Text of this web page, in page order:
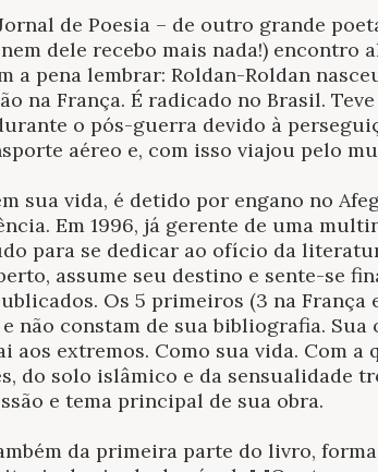
de Poesia – de outro grande
dele recebo mais nada!) encontro
a pena lembrar: Roldan-Roldan
na França. É radicado no Brasil.
o pós-guerra devido à
aéreo e, com isso viajou pelo
sua vida, é detido por engano no
Em 1996, já gerente de uma
para se dedicar ao ofício da
assume seu destino e sente-se
Os 5 primeiros (3 na França
não constam de sua bibliografia. Sua
aos extremos. Como sua vida. Com a
do solo islâmico e da sensualidade
e tema principal de sua obra.
da primeira parte do livro,